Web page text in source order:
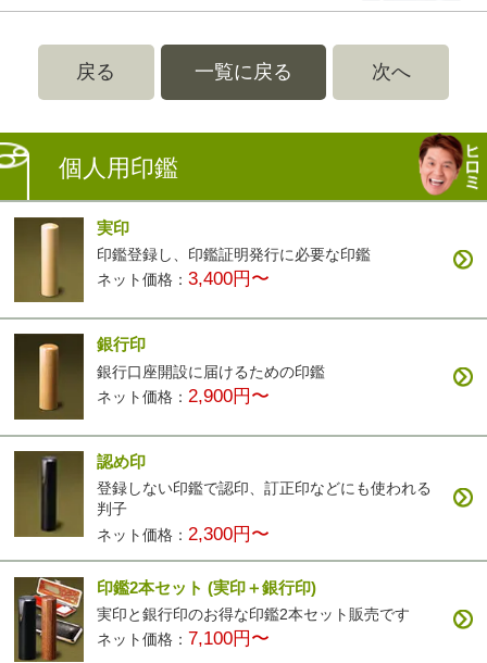
戻る 一覧に戻る 次へ
個人用印鑑
実印
印鑑登録し、印鑑証明発行に必要な印鑑
ネット価格：3,400円〜
銀行印
銀行口座開設に届けるための印鑑
ネット価格： 2,900円〜
認め印
登録しない印鑑で認印、訂正印などにも使われる
判子
ネット価格： 2,300円〜
印鑑2本セット(実印＋銀行印)
実印と銀行印のお得な印鑑2本セット販売です
ネット価格： 7,100円〜